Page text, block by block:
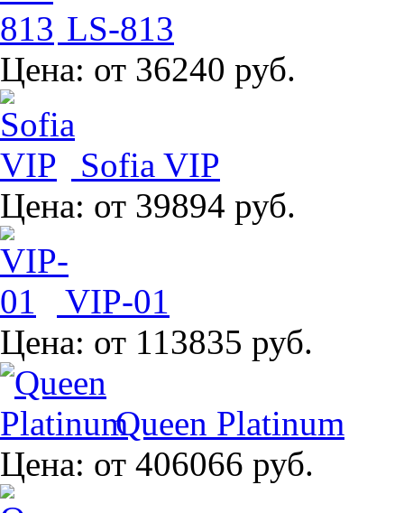
LS-813
Цена: от 36240 руб.
Sofia VIP
Цена: от 39894 руб.
VIP-01
Цена: от 113835 руб.
Queen Platinum
Цена: от 406066 руб.